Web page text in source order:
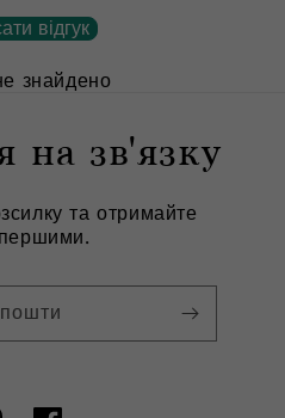
відгук
знайдено
на зв'язку
та отримайте
першими.